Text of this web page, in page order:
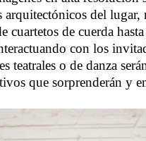
arquitectónicos del lugar,
cuartetos de cuerda
con los
teatrales o de danza
que sorprenderán y